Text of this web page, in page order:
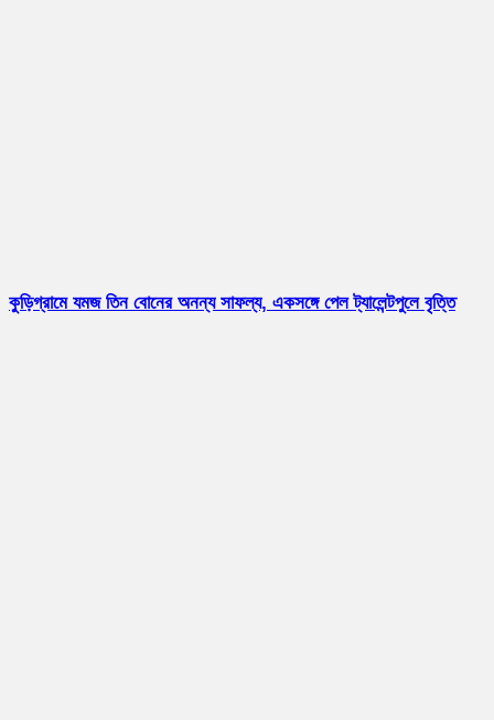
কুড়িগ্রামে যমজ তিন বোনের অনন্য সাফল্য, একসঙ্গে পেল ট্যালেন্টপুলে বৃত্তি